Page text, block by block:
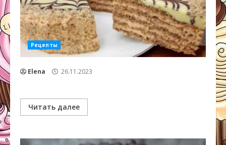
Рецепты
Elena 26.11.2023
Читать далее